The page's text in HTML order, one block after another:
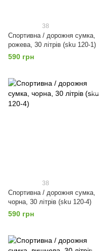
38
Спортивна / дорожня сумка,
рожева, 30 літрів (sku 120-1)
590 грн
38
Спортивна / дорожня сумка,
чорна, 30 літрів (sku 120-4)
590 грн